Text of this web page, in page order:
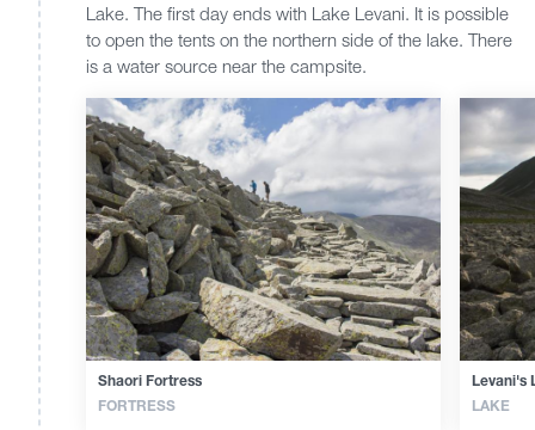
Lake. The first day ends with Lake Levani. It is possible
to open the tents on the northern side of the lake. There
is a water source near the campsite.
Shaori Fortress
FORTRESS
Levani's
LAKE